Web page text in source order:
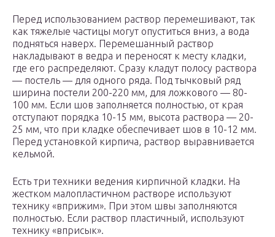
Перед использованием раствор перемешивают, так
как тяжелые частицы могут опуститься вниз, а вода
подняться наверх. Перемешанный раствор
накладывают в ведра и переносят к месту кладки,
где его распределяют. Сразу кладут полосу раствора
— постель — для одного ряда. Под тычковый ряд
ширина постели 200-220 мм, для ложкового — 80-
100 мм. Если шов заполняется полностью, от края
отступают порядка 10-15 мм, высота раствора — 20-
25 мм, что при кладке обеспечивает шов в 10-12 мм.
Перед установкой кирпича, раствор выравнивается
кельмой.
Есть три техники ведения кирпичной кладки. На
жестком малопластичном растворе используют
технику «вприжим». При этом швы заполняются
полностью. Если раствор пластичный, используют
технику «вприсык».